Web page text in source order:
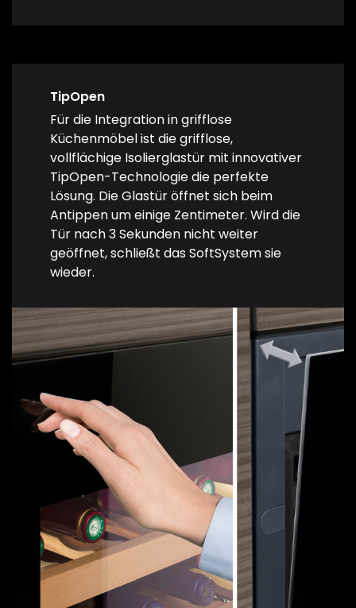
TipOpen
Für die Integration in grifflose
Küchenmöbel ist die grifflose,
vollflächige Isolierglastür mit innovativer
TipOpen-Technologie die perfekte
Lösung. Die Glastür öffnet sich beim
Antippen um einige Zentimeter. Wird die
Tür nach 3 Sekunden nicht weiter
geöffnet, schließt das SoftSystem sie
wieder.